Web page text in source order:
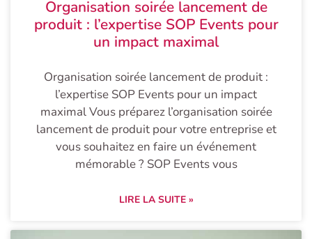
Organisation soirée lancement de
produit : l’expertise SOP Events pour
un impact maximal
Organisation soirée lancement de produit :
l’expertise SOP Events pour un impact
maximal Vous préparez l’organisation soirée
lancement de produit pour votre entreprise et
vous souhaitez en faire un événement
mémorable ? SOP Events vous
LIRE LA SUITE »